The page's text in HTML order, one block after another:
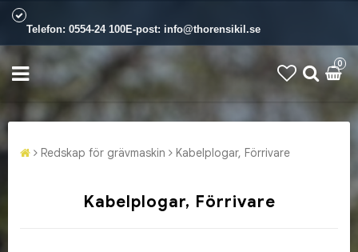
Telefon: 0554-24 100E-post: info@thorensikil.se
0
Redskap för grävmaskin Kabelplogar, Förrivare
Kabelplogar, Förrivare